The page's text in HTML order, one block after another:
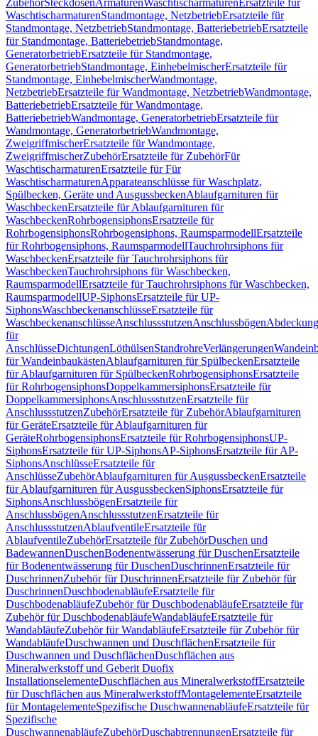
ZubehörSteckdosenArmaturenWaschtischarmaturen Ersatzteile für
WaschtischarmaturenStandmontage, NetzbetriebErsatzteile für
Standmontage, NetzbetriebStandmontage, BatteriebetriebErsatzteile
für Standmontage, BatteriebetriebStandmontage,
GeneratorbetriebErsatzteile für Standmontage,
GeneratorbetriebStandmontage, EinhebelmischerErsatzteile für
Standmontage, EinhebelmischerWandmontage,
NetzbetriebErsatzteile für Wandmontage, NetzbetriebWandmontage,
BatteriebetriebErsatzteile für Wandmontage,
BatteriebetriebWandmontage, GeneratorbetriebErsatzteile für
Wandmontage, GeneratorbetriebWandmontage,
ZweigriffmischerErsatzteile für Wandmontage,
ZweigriffmischerZubehörErsatzteile für ZubehörFür
WaschtischarmaturenErsatzteile für Für
WaschtischarmaturenApparateanschlüsse für Waschplatz,
Spülbecken, Geräte und AusgussbeckenAblaufgarnituren für
WaschbeckenErsatzteile für Ablaufgarnituren für
WaschbeckenRohrbogensiphonsErsatzteile für
RohrbogensiphonsRohrbogensiphons, RaumsparmodellErsatzteile
für Rohrbogensiphons, RaumsparmodellTauchrohrsiphons für
WaschbeckenErsatzteile für Tauchrohrsiphons für
WaschbeckenTauchrohrsiphons für Waschbecken,
RaumsparmodellErsatzteile für Tauchrohrsiphons für Waschbecken,
RaumsparmodellUP-SiphonsErsatzteile für UP-
SiphonsWaschbeckenanschlüsseErsatzteile für
WaschbeckenanschlüsseAnschlussstutzenAnschlussbögen
für
AnschlüsseDichtungenLöthülsenStandrohreVerlängerungen
für WandeinbaukästenAblaufgarnituren für SpülbeckenErsatzteile
für Ablaufgarnituren für SpülbeckenRohrbogensiphonsErsatzteile
für RohrbogensiphonsDoppelkammersiphonsErsatzteile für
DoppelkammersiphonsAnschlussstutzenErsatzteile für
AnschlussstutzenZubehörErsatzteile für ZubehörAblaufgarnituren
für GeräteErsatzteile für Ablaufgarnituren für
GeräteRohrbogensiphonsErsatzteile für RohrbogensiphonsUP-
SiphonsErsatzteile für UP-SiphonsAP-SiphonsErsatzteile für AP-
SiphonsAnschlüsseErsatzteile für
AnschlüsseZubehörAblaufgarnituren für AusgussbeckenErsatzteile
für Ablaufgarnituren für AusgussbeckenSiphonsErsatzteile für
SiphonsAnschlussbögenErsatzteile für
AnschlussbögenAnschlussstutzenErsatzteile für
AnschlussstutzenAblaufventileErsatzteile für
AblaufventileZubehörErsatzteile für ZubehörDuschen und
BadewannenDuschenBodenentwässerung für DuschenErsatzteile
für Bodenentwässerung für DuschenDuschrinnenErsatzteile für
DuschrinnenZubehör für DuschrinnenErsatzteile für Zubehör für
DuschrinnenDuschbodenabläufeErsatzteile für
DuschbodenabläufeZubehör für DuschbodenabläufeErsatzteile für
Zubehör für DuschbodenabläufeWandabläufeErsatzteile für
WandabläufeZubehör für WandabläufeErsatzteile für Zubehör für
WandabläufeDuschwannen und DuschflächenErsatzteile für
Duschwannen und DuschflächenDuschflächen aus
Mineralwerkstoff und Geberit Duofix
InstallationselementeDuschflächen aus MineralwerkstoffErsatzteile
für Duschflächen aus MineralwerkstoffMontagelementeErsatzteile
für MontagelementeSpezifische DuschwannenabläufeErsatzteile für
Spezifische
DuschwannenabläufeZubehörDuschabtrennungenErsatzteile für